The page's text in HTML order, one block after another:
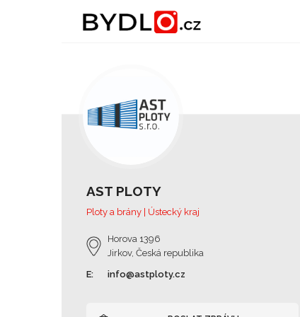
AST PLOTY
Ploty a brány | Ústecký kraj
Horova 1396
Jirkov, Česká republika
E:
info@astploty.cz